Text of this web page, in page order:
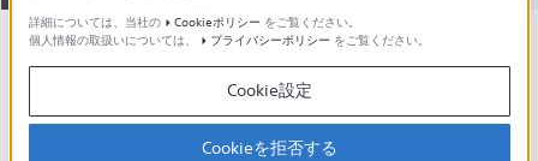
ダウンロード
現在、本ページで提供されているアップデート情報はありませ
詳細については、当社の
Cookieポリシー をご覧ください。
個人情報の取扱いについては、
プライバシーポリシー をご覧ください。
Cookie設定
Cookieを拒否する